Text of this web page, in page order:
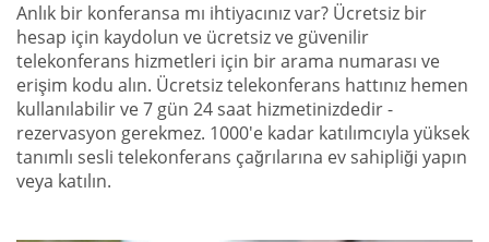
Anlık bir konferansa mı ihtiyacınız var? Ücretsiz bir
hesap için kaydolun ve ücretsiz ve güvenilir
telekonferans hizmetleri için bir arama numarası ve
erişim kodu alın. Ücretsiz telekonferans hattınız hemen
kullanılabilir ve 7 gün 24 saat hizmetinizdedir -
rezervasyon gerekmez. 1000'e kadar katılımcıyla yüksek
tanımlı sesli telekonferans çağrılarına ev sahipliği yapın
veya katılın.